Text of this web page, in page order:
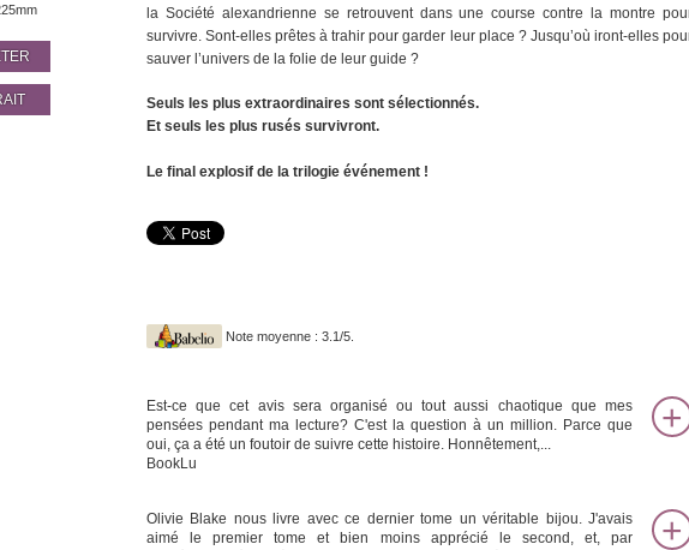
la Société alexandrienne se retrouvent dans une course contre la montre
survivre. Sont-elles prêtes à trahir pour garder leur place ? Jusqu’où iront-elles
sauver l’univers de la folie de leur guide ?
Seuls les plus extraordinaires sont sélectionnés.
Et seuls les plus rusés survivront.
Le final explosif de la trilogie événement !
Note moyenne : 3.1/5.
Est-ce que cet avis sera organisé ou tout aussi chaotique que mes
pensées pendant ma lecture? C'est la question à un million. Parce que
oui, ça a été un foutoir de suivre cette histoire. Honnêtement,...
BookLu
Olivie Blake nous livre avec ce dernier tome un véritable bijou. J'avais
aimé le premier tome et bien moins apprécié le second, et, par